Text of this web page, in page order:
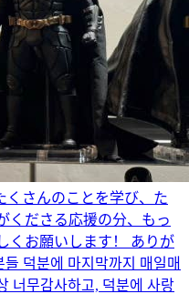
くさんのことを学び、た
くださる応援の分、もっ
くお願いします！ ありが
들 덕분에 마지막까지 매일매
너무감사하고, 덕분에 사랑